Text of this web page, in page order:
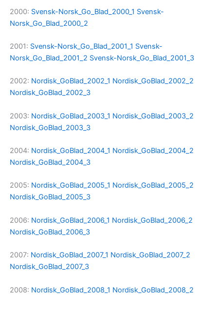
2000: Svensk-Norsk_Go_Blad_2000_1 Svensk-
Norsk_Go_Blad_2000_2
2001: Svensk-Norsk_Go_Blad_2001_1 Svensk-
Norsk_Go_Blad_2001_2 Svensk-Norsk_Go_Blad_2001_3
2002: Nordisk_GoBlad_2002_1 Nordisk_GoBlad_2002_2
Nordisk_GoBlad_2002_3
2003: Nordisk_GoBlad_2003_1 Nordisk_GoBlad_2003_2
Nordisk_GoBlad_2003_3
2004: Nordisk_GoBlad_2004_1 Nordisk_GoBlad_2004_2
Nordisk_GoBlad_2004_3
2005: Nordisk_GoBlad_2005_1 Nordisk_GoBlad_2005_2
Nordisk_GoBlad_2005_3
2006: Nordisk_GoBlad_2006_1 Nordisk_GoBlad_2006_2
Nordisk_GoBlad_2006_3
2007: Nordisk_GoBlad_2007_1 Nordisk_GoBlad_2007_2
Nordisk_GoBlad_2007_3
2008: Nordisk_GoBlad_2008_1 Nordisk_GoBlad_2008_2